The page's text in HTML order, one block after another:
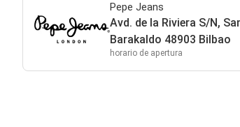
Pepe Jeans
Avd. de la Riviera S/N,
Barakaldo 48903 Bilbao
horario de apertura